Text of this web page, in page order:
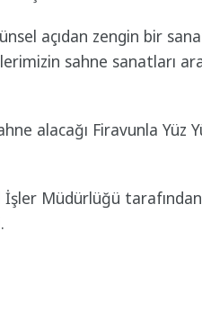
açıdan zengin bir
sahne sanatları
alacağı Firavunla Yüz
Müdürlüğü